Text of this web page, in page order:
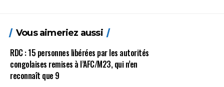
Vous aimeriez aussi
RDC : 15 personnes libérées par les autorités
congolaises remises à l’AFC/M23, qui n’en
reconnaît que 9